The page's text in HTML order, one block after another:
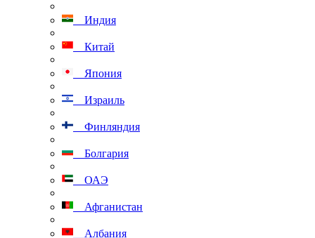
Индия
Китай
Япония
Израиль
Финляндия
Болгария
ОАЭ
Афганистан
Албания